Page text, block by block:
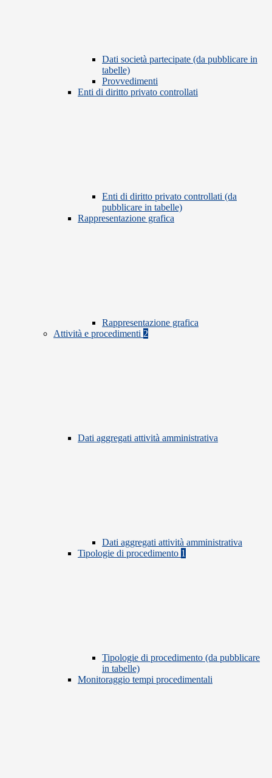
Dati società partecipate (da pubblicare in
tabelle)
Provvedimenti
Enti di diritto privato controllati
Enti di diritto privato controllati (da
pubblicare in tabelle)
Rappresentazione grafica
Rappresentazione grafica
Attività e procedimenti 2
Dati aggregati attività amministrativa
Dati aggregati attività amministrativa
Tipologie di procedimento 1
Tipologie di procedimento (da pubblicare
in tabelle)
Monitoraggio tempi procedimentali